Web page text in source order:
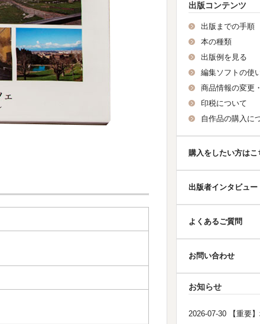
出版コンテンツ
出版までの手順
本の種類
出版例を見る
編集ソフトの使
商品情報の変更
印税について
自作品の購入に
購入をしたい方はこ
出版者インタビュー
よくあるご質問
お問い合わせ
お知らせ
2026-07-30 【重要